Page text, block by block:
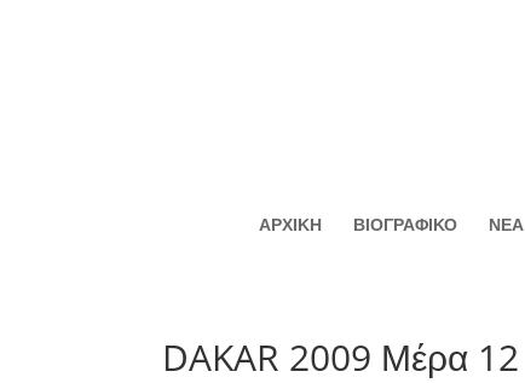
ΑΡΧΙΚΗ ΒΙΟΓΡΑΦΙΚΟ ΝΕΑ
DAKAR 2009 Μέρα 12